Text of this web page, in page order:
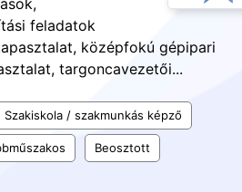
feladatok
középfokú gépipari
targoncavezetői...
Szakiskola / szakmunkás képző
Beosztott